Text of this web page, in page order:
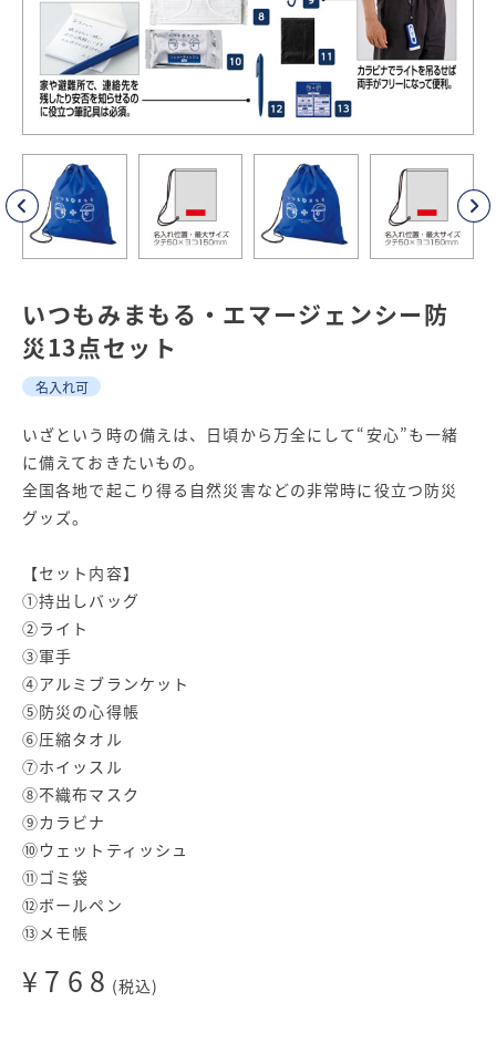
いつもみまもる・エマージェンシー防
災13点セット
名入れ可
いざという時の備えは、日頃から万全にして“安心”も一緒
に備えておきたいもの。
全国各地で起こり得る自然災害などの非常時に役立つ防災
グッズ。
【セット内容】
①持出しバッグ
②ライト
③軍手
④アルミブランケット
⑤防災の心得帳
⑥圧縮タオル
⑦ホイッスル
⑧不織布マスク
⑨カラビナ
⑩ウェットティッシュ
⑪ゴミ袋
⑫ボールペン
⑬メモ帳
¥768 (税込)